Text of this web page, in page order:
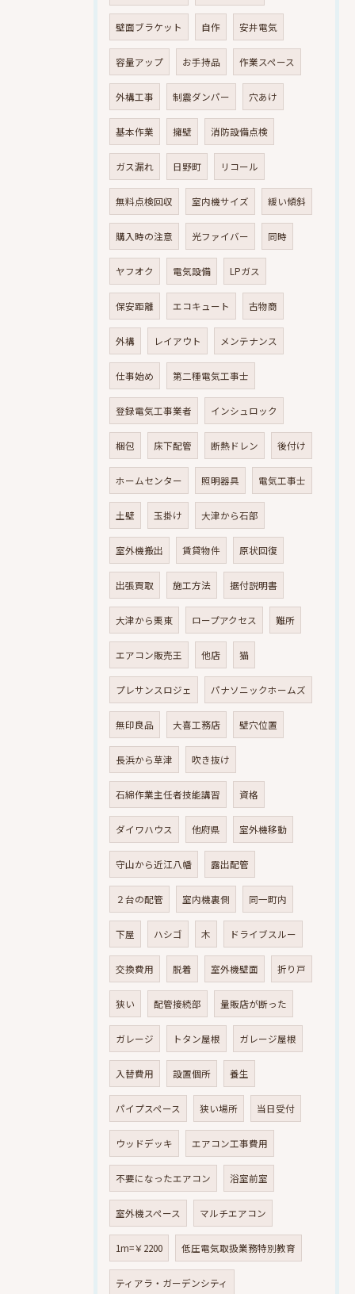
壁面ブラケット 自作 安井電気
容量アップ お手持品 作業スペース
外構工事 制震ダンパー 穴あけ
基本作業 擁壁 消防設備点検
ガス漏れ 日野町 リコール
無料点検回収 室内機サイズ 緩い傾斜
購入時の注意 光ファイバー 同時
ヤフオク 電気設備 LPガス
保安距離 エコキュート 古物商
外構 レイアウト メンテナンス
仕事始め 第二種電気工事士
登録電気工事業者 インシュロック
梱包 床下配管 断熱ドレン 後付け
ホームセンター 照明器具 電気工事士
土壁 玉掛け 大津から石部
室外機搬出 賃貸物件 原状回復
出張買取 施工方法 据付説明書
大津から栗東 ロープアクセス 難所
エアコン販売王 他店 猫
プレサンスロジェ パナソニックホームズ
無印良品 大喜工務店 壁穴位置
長浜から草津 吹き抜け
石綿作業主任者技能講習 資格
ダイワハウス 他府県 室外機移動
守山から近江八幡 露出配管
２台の配管 室内機裏側 同一町内
下屋 ハシゴ 木 ドライブスルー
交換費用 脱着 室外機壁面 折り戸
狭い 配管接続部 量販店が断った
ガレージ トタン屋根 ガレージ屋根
入替費用 設置個所 養生
パイプスペース 狭い場所 当日受付
ウッドデッキ エアコン工事費用
不要になったエアコン 浴室前室
室外機スペース マルチエアコン
1m=￥2200 低圧電気取扱業務特別教育
ティアラ・ガーデンシティ